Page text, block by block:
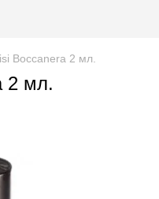
Boccanera 2 мл.
2 мл.